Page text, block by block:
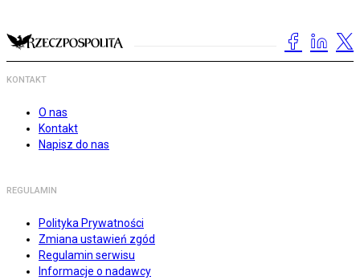
KONTAKT
O nas
Kontakt
Napisz do nas
REGULAMIN
Polityka Prywatności
Zmiana ustawień zgód
Regulamin serwisu
Informacje o nadawcy